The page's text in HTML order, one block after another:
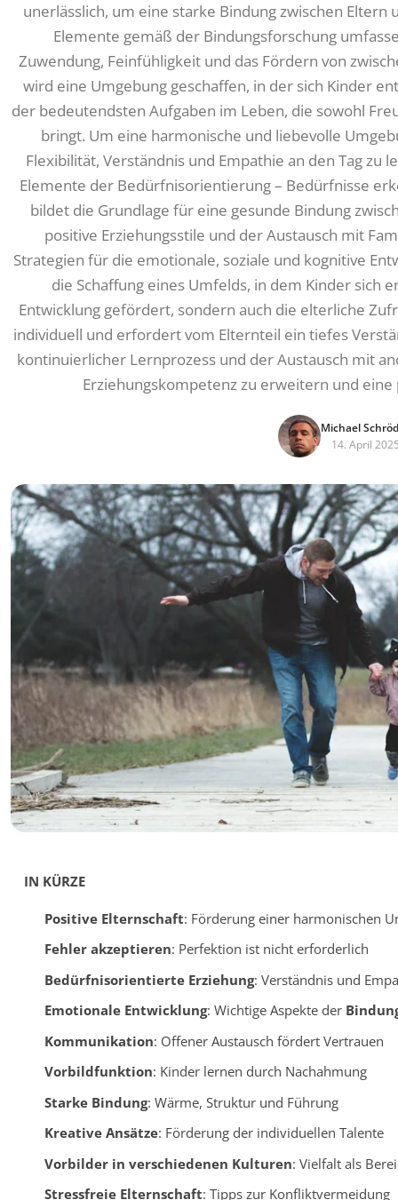
unerlässlich, um eine starke Bindung zwischen Eltern
Elemente gemäß der Bindungsforschung
Zuwendung, Feinfühligkeit und das Fördern von
wird eine Umgebung geschaffen, in der sich Kinder
der bedeutendsten Aufgaben im Leben, die sowohl
bringt. Um eine harmonische und liebevolle
Flexibilität, Verständnis und Empathie an den Tag zu
Elemente der Bedürfnisorientierung – Bedürfnisse
bildet die Grundlage für eine gesunde Bindung
positive Erziehungsstile und der Austausch mit
Strategien für die emotionale, soziale und kognitive
die Schaffung eines Umfelds, in dem Kinder sich
Entwicklung gefördert, sondern auch die elterliche
individuell und erfordert vom Elternteil ein tiefes
kontinuierlicher Lernprozess und der Austausch mit
Erziehungskompetenz zu erweitern und
Michael
14. April
IN KÜRZE
Positive Elternschaft: Förderung einer harmonischen
Fehler akzeptieren: Perfektion ist nicht erforderlich
Bedürfnisorientierte Erziehung: Verständnis und
Emotionale Entwicklung: Wichtige Aspekte der
Kommunikation: Offener Austausch fördert Vertrauen
Vorbildfunktion: Kinder lernen durch Nachahmung
Starke Bindung: Wärme, Struktur und Führung
Kreative Ansätze: Förderung der individuellen Talente
Vorbilder in verschiedenen Kulturen: Vielfalt als
Stressfreie Elternschaft: Tipps zur Konfliktvermeidung